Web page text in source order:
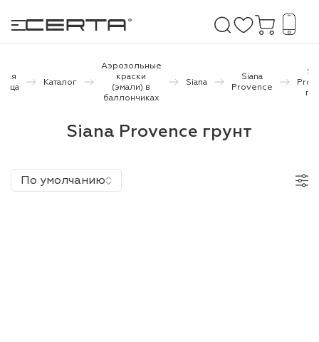
и дачи
Каталог
Аэрозольные
краски
(эмали) в
баллончиках
Siana
Siana
Provence
Siana Provence грунт
По умолчанию